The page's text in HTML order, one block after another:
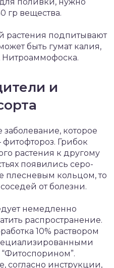
гр вещества.
растения подпитывают
быть гумат калия,
и
которое
фитофтороз. Грибок
растения к другому
появились серо-
плесневым кольцом, то
от болезни.
немедленно
распространение.
10% раствором
согласно инструкции,